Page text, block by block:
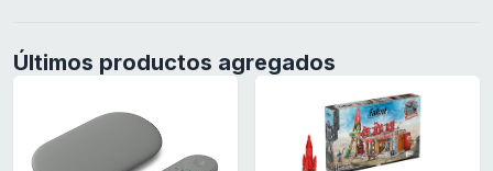
Últimos productos agregados